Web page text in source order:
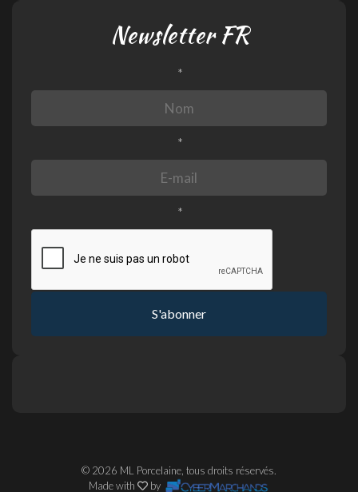
Newsletter FR
*
*
*
S'abonner
© 2026 ML Porcelaine, tous droits réservés.
Made with
by